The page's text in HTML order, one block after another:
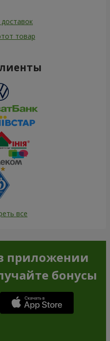
товар
все
приложении
бонусы